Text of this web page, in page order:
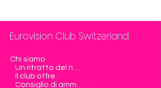
Eurovision Club Switzerland
Chi siamo
Il club offre